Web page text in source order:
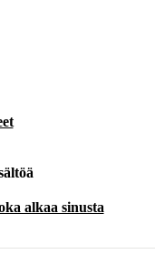
alkaa sinusta